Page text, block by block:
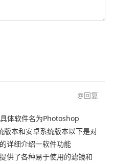
@回复
体软件名为Photoshop
版本和安卓系统版本以下是对
详细介绍一软件功能
供了各种易于使用的滤镜和